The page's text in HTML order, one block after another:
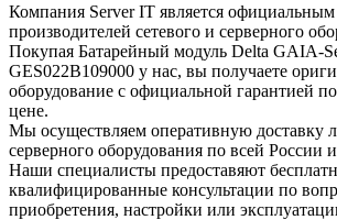
Компания Server IT является
производителей сетевого и серверного
Покупая Батарейный модуль Delta GAIA-
GES022B109000 у нас, вы получаете
оборудование с официальной гарантией
цене.
Мы осуществляем оперативную доставку
серверного оборудования по всей России
Наши специалисты предоставяют
квалифицированные консультации по
приобретения, настройки или